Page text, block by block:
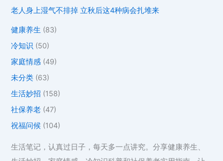
老人身上湿气不排掉 立秋后这4种病会扎堆来
健康养生 (83)
冷知识 (50)
家庭情感 (49)
未分类 (63)
生活妙招 (158)
社保养老 (47)
祝福问候 (104)
生活笔记，认真过日子，每天多一点讲究。分享健康养生、